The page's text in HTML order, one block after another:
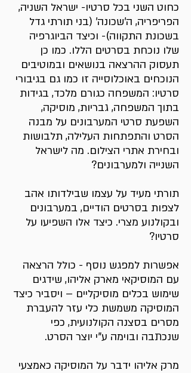
כחוט השני בכל סרטיו- ישראל השניה,
הפריפריה, ה'שכונה' (בני תורתי גדל
בשכונת התקווה)- וכיצד הביוגרפיה
שלו נוכחת בסרטים הללו. כמו כן
תעסוק ההרצאה בנושאים ובמוטיבים
הנוכחים באוכלוסייה זו כמו גם בגיבורי
סרטיו: המשפחה כגורם מלכד, בגידות
בתוך המשפחה, גבריות, מוסיקה,
השפעת סרטי המערבונים על מבנה
הסרט והתפתחות העלילה, תלבושות
ובחירת אתרי הצילום. מה לישראל
השנייה ולמערבונים?
תורתי מעיד על עצמו שבילדותו אהב
לצפות בסרטים הודיים, במערבונים
ובקולנוע מצרי. כיצד אלו השפיעו על
סרטיו?
אפשרות למפגש נוסף - כולל הרצאה
עם המוסיקאי מארק אליהו, שידגים
שימוש בכלים מוסיקליים – ויסביר כיצד
המוסיקה משמשת כלי עזר להעברת
מסרים בסצנה הקולנועית, כפי
שנכתבה ובוימה ע"י יוצר הסרט.
מרק אליהו ידבר על המוסיקה כאמצעי